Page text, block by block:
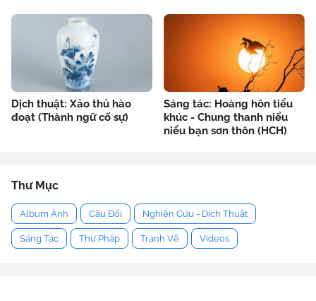
Dịch thuật: Xảo thủ hào
đoạt (Thành ngữ cố sự)
Sáng tác: Hoàng hôn tiểu
khúc - Chung thanh niểu
niểu bạn sơn thôn (HCH)
Thư Mục
Album Ảnh Câu Đối Nghiên Cứu - Dịch Thuật
Sáng Tác Thư Pháp Tranh Vẽ Videos